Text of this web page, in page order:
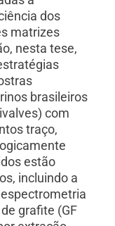
dos
matrizes
nesta tese,
brasileiros
com
traço,
estão
incluindo a
grafite (GF